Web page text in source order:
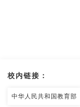
校内链接：
中华人民共和国教育部